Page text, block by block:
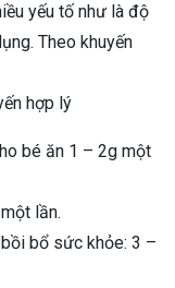
yếu tố như là độ
Theo khuyến
hợp lý
bé ăn 1 – 2g một
lần.
bổ sức khỏe: 3 –